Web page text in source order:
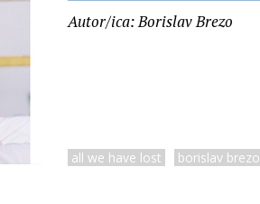
Autor/ica: Borislav Brezo
all we have lost borislav brezo